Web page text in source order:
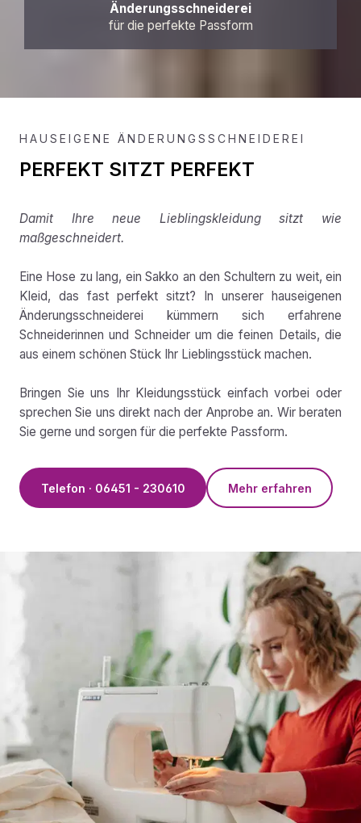
Änderungsschneiderei
für die perfekte Passform
HAUSEIGENE ÄNDERUNGSSCHNEIDEREI
PERFEKT SITZT PERFEKT
Damit Ihre neue Lieblingskleidung sitzt wie
maßgeschneidert.
Eine Hose zu lang, ein Sakko an den Schultern zu weit, ein
Kleid, das fast perfekt sitzt? In unserer hauseigenen
Änderungsschneiderei kümmern sich erfahrene
Schneiderinnen und Schneider um die feinen Details, die
aus einem schönen Stück Ihr Lieblingsstück machen.
Bringen Sie uns Ihr Kleidungsstück einfach vorbei oder
sprechen Sie uns direkt nach der Anprobe an. Wir beraten
Sie gerne und sorgen für die perfekte Passform.
Telefon · 06451 - 230610 Mehr erfahren